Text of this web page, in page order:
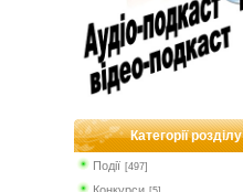
Категорії розділу
Події [497]